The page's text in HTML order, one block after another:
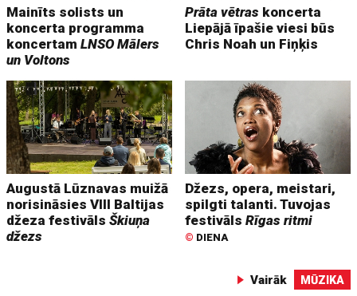
Mainīts solists un
koncerta programma
koncertamLNSO Mālers
un Voltons
Prāta vētras koncerta
Liepājā īpašie viesi būs
Chris Noah un Fiņķis
Augustā Lūznavas muižā
norisināsies VIII Baltijas
džeza festivālsŠkiuņa
džezs
Džezs, opera, meistari,
spilgti talanti. Tuvojas
festivālsRīgas ritmi
© DIENA
Vairāk MŪZIKA